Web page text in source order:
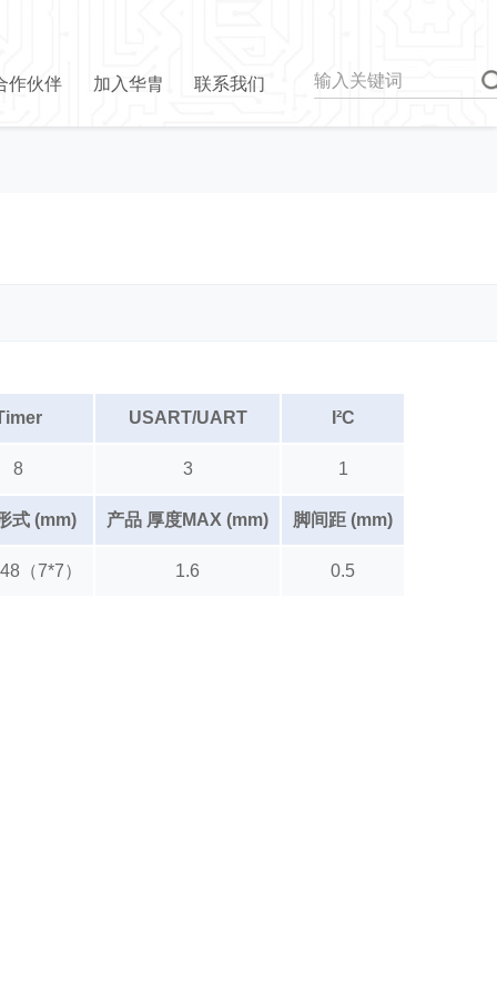
作伙伴 加入华胄 联系我们
USART/UART I²C
8 3 1
式 (mm) 产品 厚度MAX (mm) 脚间距 (mm)
（7*7） 1.6 0.5